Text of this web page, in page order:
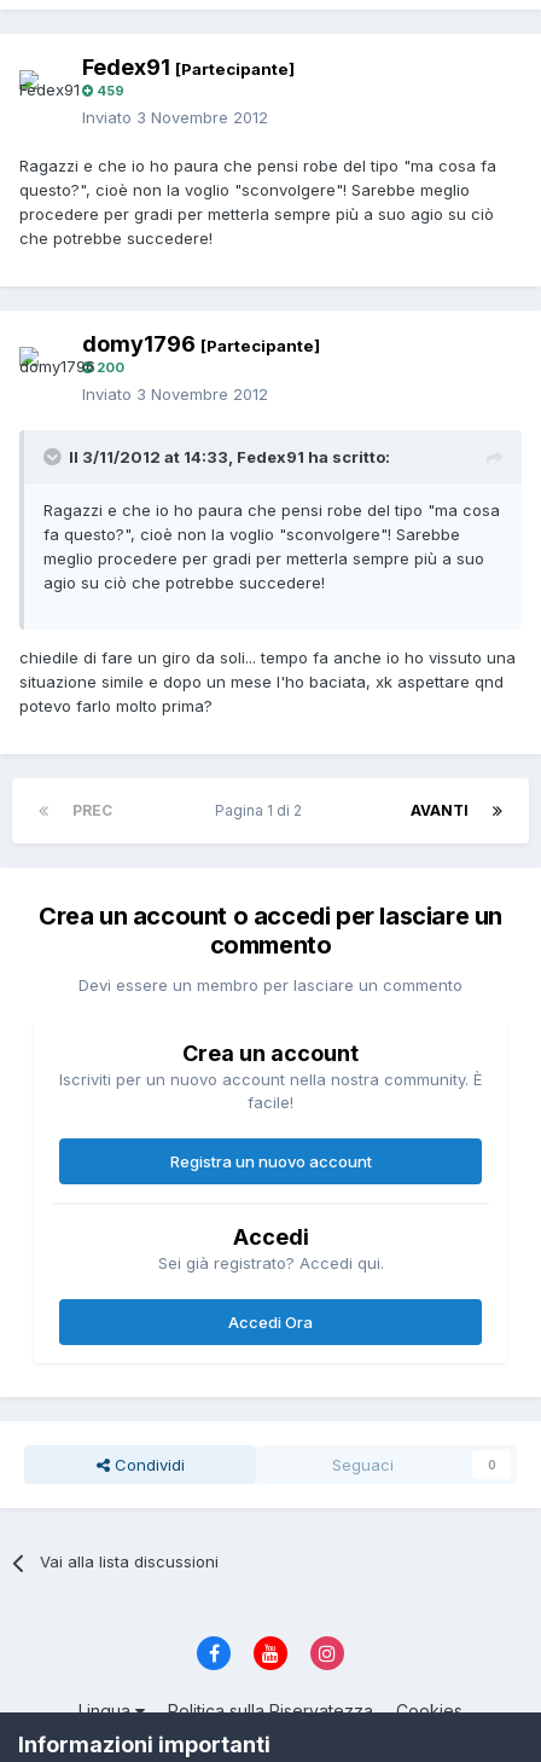
Fedex91 [Partecipante]
459
Inviato 3 Novembre 2012
Ragazzi e che io ho paura che pensi robe del tipo "ma cosa fa
questo?", cioè non la voglio "sconvolgere"! Sarebbe meglio
procedere per gradi per metterla sempre più a suo agio su ciò
che potrebbe succedere!
domy1796 [Partecipante]
200
Inviato 3 Novembre 2012
Il 3/11/2012 at 14:33, Fedex91 ha scritto:
Ragazzi e che io ho paura che pensi robe del tipo "ma cosa
fa questo?", cioè non la voglio "sconvolgere"! Sarebbe
meglio procedere per gradi per metterla sempre più a suo
agio su ciò che potrebbe succedere!
chiedile di fare un giro da soli... tempo fa anche io ho vissuto una
situazione simile e dopo un mese l'ho baciata, xk aspettare qnd
potevo farlo molto prima?
PREC AVANTI
Pagina 1 di 2
Crea un account o accedi per lasciare un
commento
Devi essere un membro per lasciare un commento
Crea un account
Iscriviti per un nuovo account nella nostra community. È
facile!
Registra un nuovo account
Accedi
Sei già registrato? Accedi qui.
Accedi Ora
Condividi Seguaci 0
Vai alla lista discussioni
Lingua Politica sulla Riservatezza Cookies
© 2004 - 2026, ItalianSeduction.club — Community sulla Seduzione
Informazioni importanti